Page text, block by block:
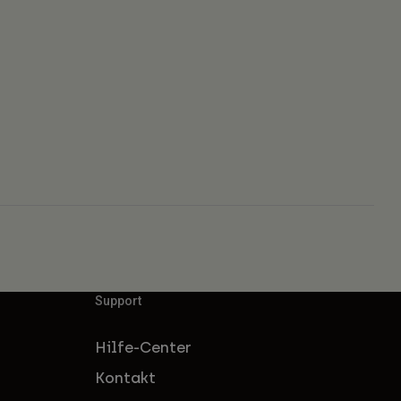
Support
Hilfe-Center
Kontakt